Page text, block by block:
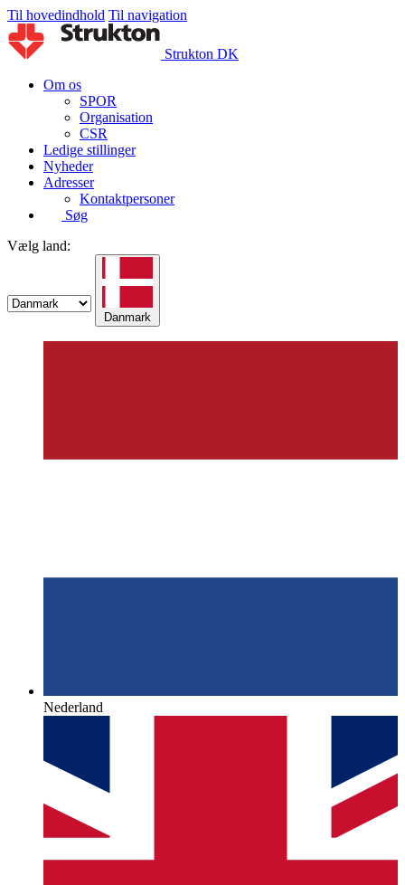
Til hovedindhold Til navigation
Strukton DK
Om os
SPOR
Organisation
CSR
Ledige stillinger
Nyheder
Adresser
Kontaktpersoner
Søg
Vælg land:
Danmark
Nederland